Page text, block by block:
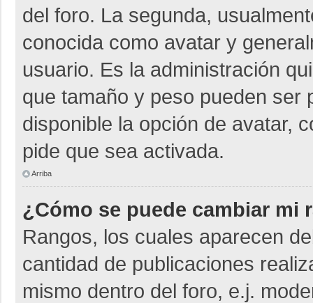
del foro. La segunda,
conocida como avatar y
usuario. Es la administración
que tamaño y peso pueden ser
disponible la opción de avatar,
pide que sea activada.
Arriba
¿Cómo se puede cambiar mi
Rangos, los cuales aparecen
cantidad de publicaciones
mismo dentro del foro, e.j.